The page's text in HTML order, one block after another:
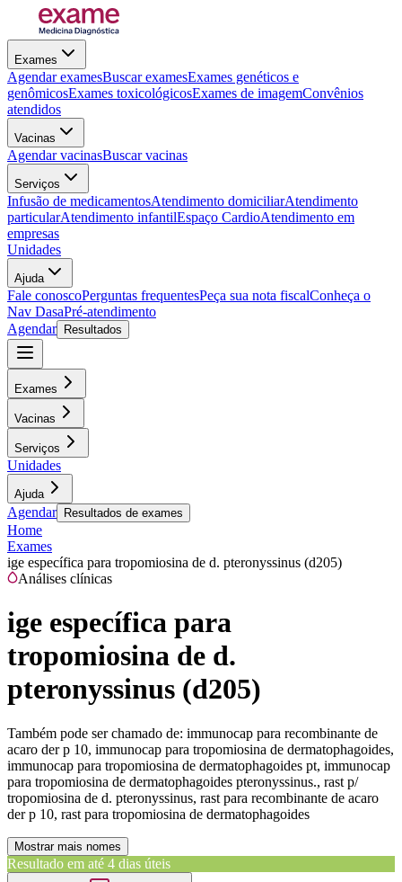
Exames
Agendar examesBuscar examesExames genéticos e
genômicosExames toxicológicosExames de imagemConvênios
atendidos
Vacinas
Agendar vacinasBuscar vacinas
Serviços
Infusão de medicamentosAtendimento domiciliarAtendimento
particularAtendimento infantilEspaço CardioAtendimento em
empresas
Unidades
Ajuda
Fale conoscoPerguntas frequentesPeça sua nota fiscalConheça o
Nav DasaPré-atendimento
Agendar
Resultados
Exames
Vacinas
Serviços
Unidades
Ajuda
Agendar Resultados de exames
Home
Exames
ige específica para tropomiosina de d. pteronyssinus (d205)
Análises clínicas
ige específica para
tropomiosina de d.
pteronyssinus (d205)
Também pode ser chamado de: immunocap para recombinante de
acaro der p 10, immunocap para tropomiosina de dermatophagoides,
immunocap para tropomiosina de dermatophagoides pt, immunocap
para tropomiosina de dermatophagoides pteronyssinus., rast p/
tropomiosina de d. pteronyssinus, rast para recombinante de acaro
der p 10, rast para tropomiosina de dermatophagoides
Mostrar mais nomes
Resultado em até 4 dias úteis